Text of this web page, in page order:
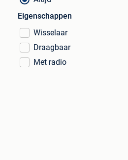
Eigenschappen
Wisselaar
Draagbaar
Met radio